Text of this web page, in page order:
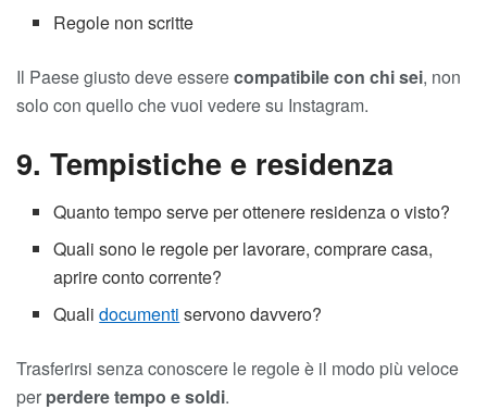
Regole non scritte
Il Paese giusto deve esserecompatibile con chi sei, non
solo con quello che vuoi vedere su Instagram.
9. Tempistiche e residenza
Quanto tempo serve per ottenere residenza o visto?
Quali sono le regole per lavorare, comprare casa,
aprire conto corrente?
Qualidocumenti servono davvero?
Trasferirsi senza conoscere le regole è il modo più veloce
per perdere tempo e soldi.